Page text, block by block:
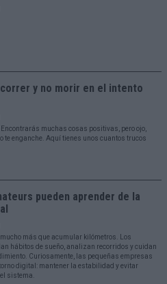
y no morir en el intento
muchas cosas positivas, pero ojo,
te enganche. Aquí tienes unos cuantos trucos
pueden aprender de la
más que acumular kilómetros. Los
hábitos de sueño, analizan recorridos y cuidan
Curiosamente, las pequeñas empresas
digital: mantener la estabilidad y evitar
sistema.